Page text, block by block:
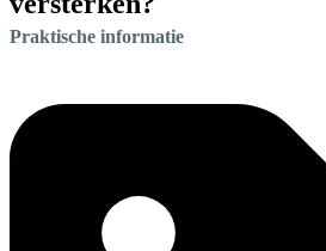
Praktische informatie